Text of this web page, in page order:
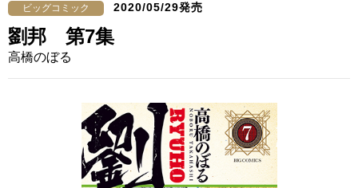
ビッグコミック 2020/05/29発売
劉邦 第7集
高橋のぼる